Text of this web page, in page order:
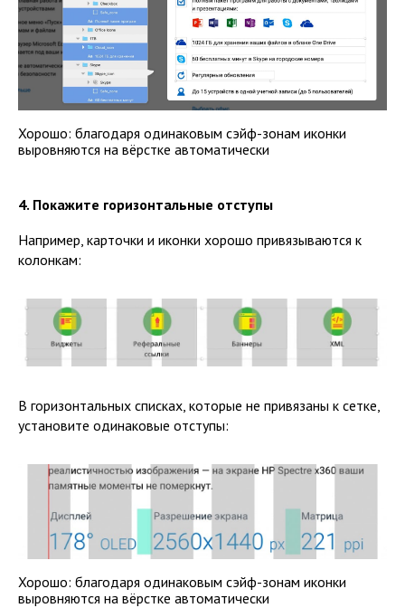
Хорошо: благодаря одинаковым сэйф-зонам иконки
выровняются на вёрстке автоматически
4. Покажите горизонтальные отступы
Например, карточки и иконки хорошо привязываются к
колонкам:
В горизонтальных списках, которые не привязаны к сетке,
установите одинаковые отступы:
Хорошо: благодаря одинаковым сэйф-зонам иконки
выровняются на вёрстке автоматически